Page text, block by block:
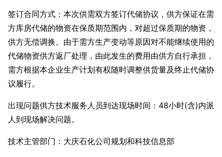
签订合同方式：本次供需双方签订代储协议，供方保证在需
方库房代储的物资在保质期范围内，对超过保质期的物资，
供方无偿调换。由于需方生产变动等原因对不能继续使用的
代储物资供方返厂处理，由此发生的费用由供方自行承担，
需方根据本企业生产计划有权随时调整供货量及终止代储协
议履行。
出现问题供方技术服务人员到达现场时间：48小时(含)内派
人到现场解决问题。
技术主管部门：大庆石化公司规划和科技信息部